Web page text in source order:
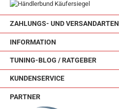
ZAHLUNGS- UND VERSANDARTEN
INFORMATION
TUNING-BLOG / RATGEBER
KUNDENSERVICE
PARTNER